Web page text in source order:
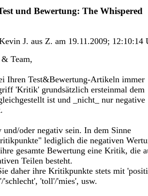
und Bewertung: The Whispered
J. aus Z. am 19.11.2009; 12:10:14
Team,
Ihren Test&Bewertung-Artikeln immer
'Kritik' grundsätzlich ersteinmal dem
ist und _nicht_ nur negative
oder negativ sein. In dem Sinne
lediglich die negativen
gesamte Bewertung eine Kritik, die
Teilen besteht.
daher ihre Kritikpunkte stets mit
'schlecht', 'toll'/'mies', usw.